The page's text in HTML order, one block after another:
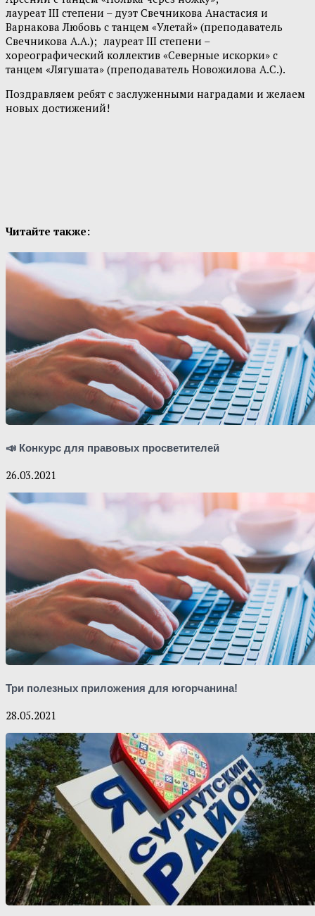
лауреат III степени – дуэт Свечникова Анастасия и
Варнакова Любовь с танцем «Улетай» (преподаватель
Свечникова А.А.); лауреат III степени –
хореографический коллектив «Северные искорки» с
танцем «Лягушата» (преподаватель Новожилова А.С.).
Поздравляем ребят с заслуженными наградами и желаем
новых достижений!
Читайте также:
📣 Конкурс для правовых просветителей
26.03.2021
Три полезных приложения для югорчанина!
28.05.2021